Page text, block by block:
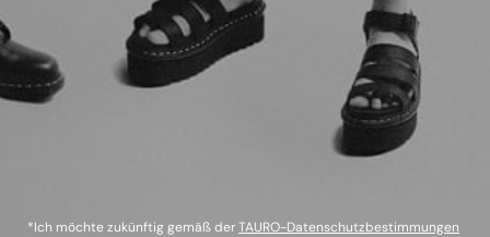
*Ich möchte zukünftig gemäß derTAURO-Datenschutzbestimmungen